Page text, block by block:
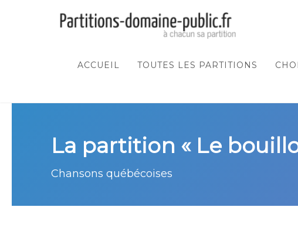
ACCUEIL TOUTES LES PARTITIONS
La partition « Le
Chansons québécoises